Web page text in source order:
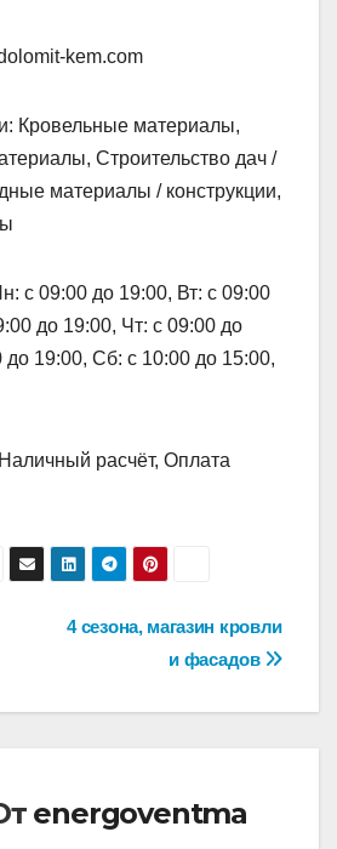
kem.com
Кровельные материалы,
Строительство дач /
материалы / конструкции,
с 09:00 до 19:00, Вт: с 09:00
до 19:00, Чт: с 09:00 до
до 19:00, Сб: с 10:00 до 15:00,
расчёт, Оплата
4 сезона, магазин кровли
и фасадов
energoventma